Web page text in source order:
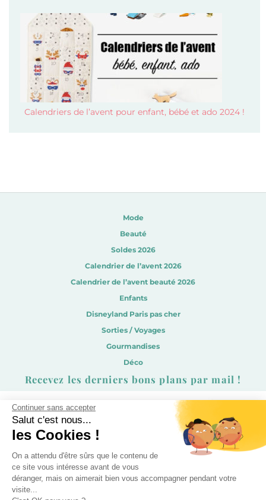
Continuer sans accepter
Salut c'est nous...
les Cookies !
On a attendu d'être sûrs que le contenu de
ce site vous intéresse avant de vous
déranger, mais on aimerait bien vous accompagner pendant votre
visite...
Calendriers de l’avent pour enfant, bébé et ado 2024 !
Mode
Beauté
Soldes 2026
Calendrier de l’avent 2026
Calendrier de l’avent beauté 2026
Enfants
Disneyland Paris pas cher
Sorties / Voyages
Gourmandises
Déco
Recevez les derniers bons plans par mail !
Contact